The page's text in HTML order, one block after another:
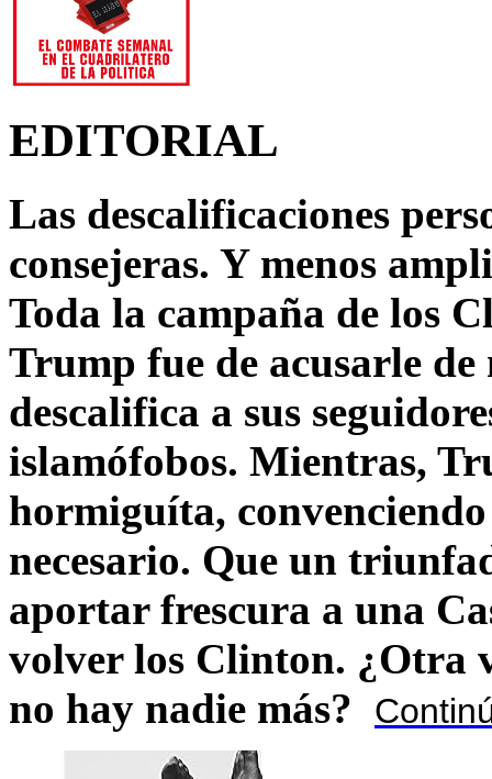
EDITORIAL
Las descalificaciones
consejeras. Y menos
Toda la campaña de los
Trump fue de acusarle
descalifica a sus
islamófobos. Mientras,
hormiguíta,
necesario. Que un
aportar frescura a una
volver los Clinton. ¿Otra
no hay nadie más?